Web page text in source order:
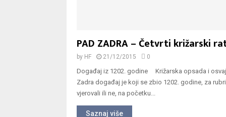
PAD ZADRA – Četvrti križarski
by HF 21/12/2015 0
Događaj iz 1202. godine Križarska opsada i
Zadra događaj je koji se zbio 1202. godine, za
vjerovali ili ne, na početku...
Saznaj više